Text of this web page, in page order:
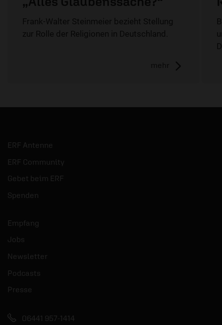
Frank-Walter Steinmeier bezieht Stellung
zur Rolle der Religionen in Deutschland.
mehr
ERF Antenne
ERF Community
Gebet beim ERF
Spenden
Empfang
Jobs
Newsletter
Podcasts
Presse
06441 957-1414